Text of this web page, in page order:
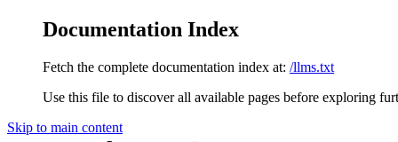
Documentation Index
Fetch the complete documentation index at: /llms.txt
Use this file to discover all available pages before exploring
Skip to main content